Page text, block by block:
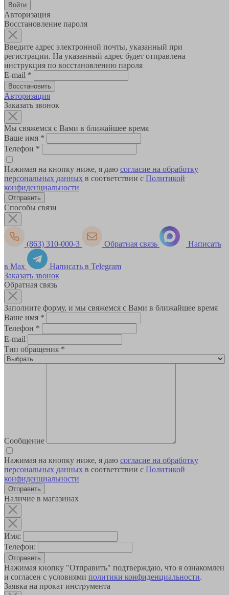
Авторизация
Восстановление пароля
Введите адрес электронной почты, указанный при
регистрации. На указанный адрес будет отправлена
инструкция по восстановлению пароля
E-mail *
Авторизация
Заказать звонок
Мы свяжемся с Вами в ближайшее время
Ваше имя *
Телефон *
Нажимая на кнопку ниже, я даю согласие на обработку
персональных данных в соответствии с Политикой
конфиденциальности
Способы связи
(863) 310-000-3 Обратная связь Написать
в Max
Написать в Telegram
Заказать звонок
Обратная связь
Заполните форму, и мы свяжемся с Вами в ближайшее время
Ваше имя *
Телефон *
E-mail
Тип обращения *
Сообщение
Нажимая на кнопку ниже, я даю согласие на обработку
персональных данных в соответствии с Политикой
конфиденциальности
Наличие в магазинах
Имя:
Телефон:
Отправить
Нажимая кнопку "Отправить" подтверждаю, что я ознакомлен
и согласен с условиями политики конфиденциальности.
Заявка на прокат инструмента